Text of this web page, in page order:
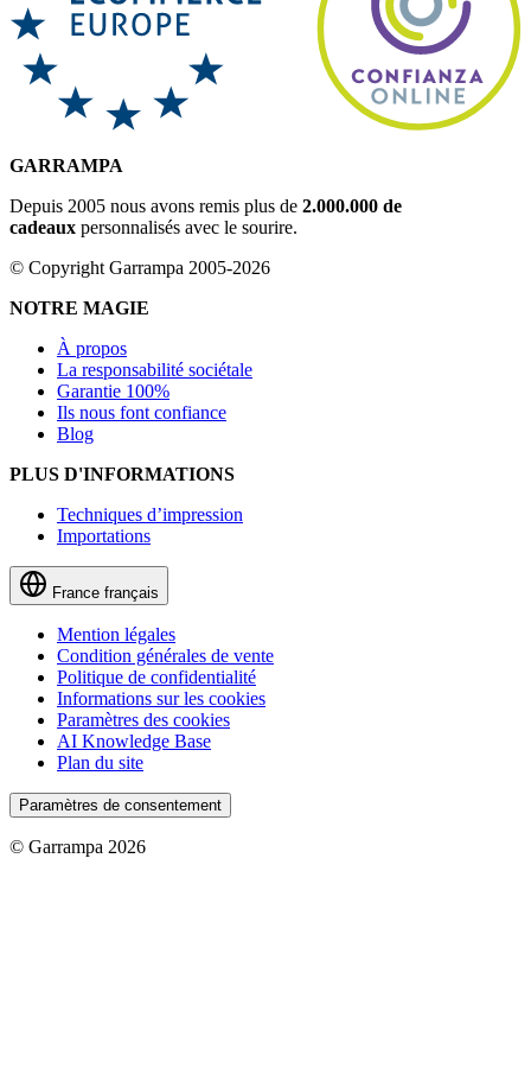
GARRAMPA
Depuis 2005 nous avons remis plus de 2.000.000 de
cadeaux personnalisés avec le sourire.
© Copyright Garrampa 2005-2026
NOTRE MAGIE
À propos
La responsabilité sociétale
Garantie 100%
Ils nous font confiance
Blog
PLUS D'INFORMATIONS
Techniques d’impression
Importations
France français
Mention légales
Condition générales de vente
Politique de confidentialité
Informations sur les cookies
Paramètres des cookies
AI Knowledge Base
Plan du site
Paramètres de consentement
© Garrampa 2026